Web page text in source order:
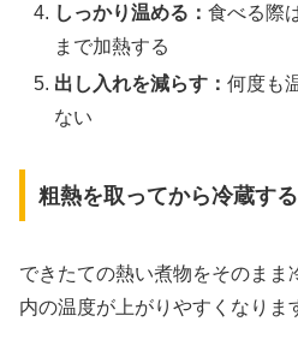
しっかり温める：食べる際
まで加熱する
出し入れを減らす：何度も
ない
粗熱を取ってから冷蔵する
できたての熱い煮物をそのまま
内の温度が上がりやすくなりま